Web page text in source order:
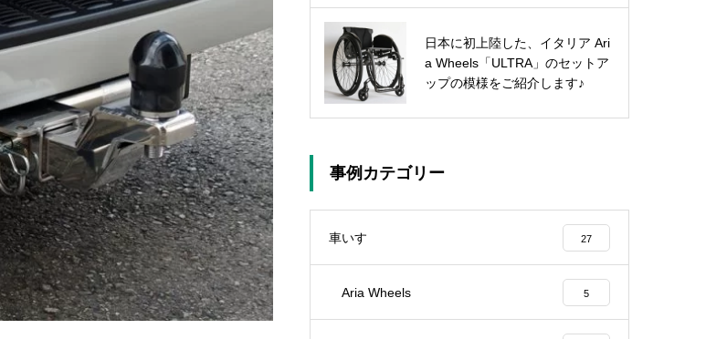
北海道初！Quickie 7R Freesty
le Backrestモデルを納車♪
ていただきました♪
スマートドライブは北海道でも
大好評です♪
松永製作所「H-MAX」を２台ま
全国初？！自動車学校の教習車に
901ハンドコントロール・システ
ムを装着して運転免許取得にチャ
レンジ！
完了！
ハンドバイク交流 2011（帯広Day
s）
車いすラグビーマシンの特注バン
日本に初上陸した、イタリア Ari
a Wheels「ULTRA」のセットア
ップの模様をご紹介します♪
シュミッキング社製、レースタイ
プのハンドバイクを納車！
事例カテゴリー
車いす 27
Aria Wheels 5